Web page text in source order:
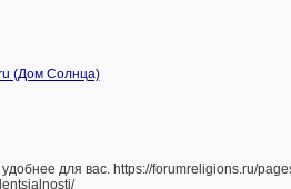
для вас. https://forumreligions.ru/